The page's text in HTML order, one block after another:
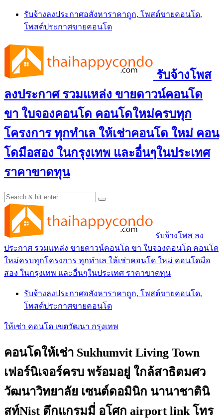
Skip
content
รับจ้างลงประกาศอสังหาราคาถูก, โพสต์ขายคอนโด,
โพสต์ประกาศขายคอนโด
รับจ้างโพส
ลงประกาศ รวมแหล่ง ขายดาวน์คอนโด
ขา ใบจองคอนโด คอนโดใหม่ครบทุก
โครงการ ทุกทำเล ให้เช่าคอนโด ใหม่ คอน
โดมือสอง ในกรุงเทพ และอื่นๆในประเทศ
ราคาขาดทุน
รับจ้างโพส ลง
ประกาศ รวมแหล่ง ขายดาวน์คอนโด ขา ใบจองคอนโด คอนโด
ใหม่ครบทุกโครงการ ทุกทำเล ให้เช่าคอนโด ใหม่ คอนโดมือ
สอง ในกรุงเทพ และอื่นๆในประเทศ ราคาขาดทุน
รับจ้างลงประกาศอสังหาราคาถูก, โพสต์ขายคอนโด,
โพสต์ประกาศขายคอนโด
ให้เช่า คอนโด เขตวัฒนา กรุงเทพ
คอนโดให้เช่า Sukhumvit Living Town
เฟอร์นิเจอร์ครบ พร้อมอยู่ ใกล้สาธิตมศว
วัฒนาวิทยาลัย เซนต์ดอมินิก นานาชาตินิ
สท์Nist ตึกแกรมมี่ อโศก airport link โทร